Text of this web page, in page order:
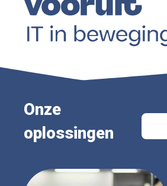
Onze
oplossingen